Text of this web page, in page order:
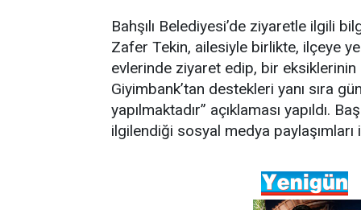
Bahşılı Belediyesi’de ziyaretle ilgili
Zafer Tekin, ailesiyle birlikte, ilçeye
evlerinde ziyaret edip, bir eksiklerinin
Giyimbank’tan destekleri yanı sıra
yapılmaktadır” açıklaması yapıldı.
ilgilendiği sosyal medya